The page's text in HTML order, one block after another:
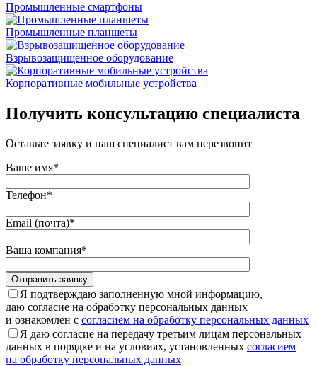
Промышленные смартфоны
Промышленные планшеты
Взрывозащищенное оборудование
Корпоративные мобильные устройства
Получить консультацию специалиста
Оставьте заявку и наш специалист вам перезвонит
Ваше имя*
Телефон*
Email (почта)*
Ваша компания*
Отправить заявку
Я подтверждаю заполненную мной информацию,
даю согласие на обработку персональных данных
и ознакомлен с согласием на обработку персональных данных
Я даю согласие на передачу третьим лицам персональных
данных в порядке и на условиях, установленных согласием
на обработку персональных данных